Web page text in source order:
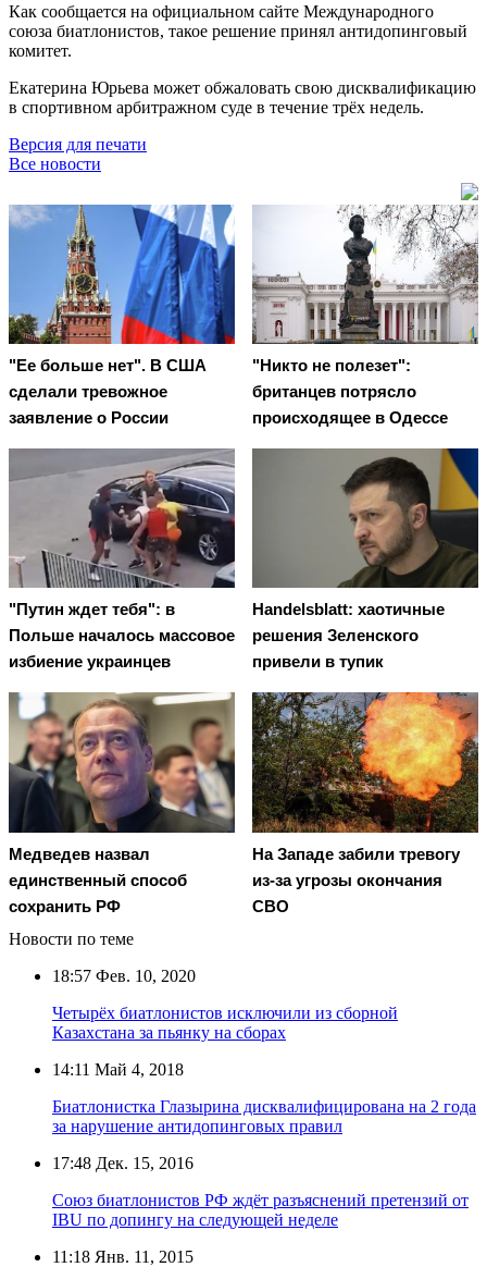
Как сообщается на официальном сайте Международного
союза биатлонистов, такое решение принял антидопинговый
комитет.
Екатерина Юрьева может обжаловать свою дисквалификацию
в спортивном арбитражном суде в течение трёх недель.
Версия для печати
Все новости
"Ее больше нет". В США
сделали тревожное
заявление о России
"Никто не полезет":
британцев потрясло
происходящее в Одессе
"Путин ждет тебя": в
Польше началось массовое
избиение украинцев
Handelsblatt: хаотичные
решения Зеленского
привели в тупик
Медведев назвал
единственный способ
сохранить РФ
На Западе забили тревогу
из-за угрозы окончания
СВО
Новости по теме
18:57 Фев. 10, 2020
Четырёх биатлонистов исключили из сборной
Казахстана за пьянку на сборах
14:11 Май 4, 2018
Биатлонистка Глазырина дисквалифицирована на 2 года
за нарушение антидопинговых правил
17:48 Дек. 15, 2016
Союз биатлонистов РФ ждёт разъяснений претензий от
IBU по допингу на следующей неделе
11:18 Янв. 11, 2015